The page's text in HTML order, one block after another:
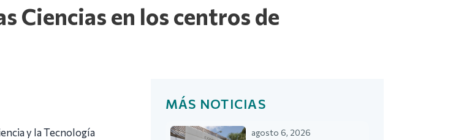
Ciencias en los centros de
y la Tecnología
MÁS NOTICIAS
agosto 6, 2026